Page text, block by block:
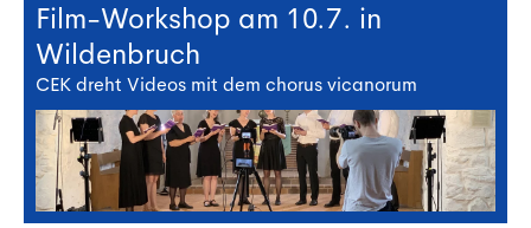
Film-Workshop am 10.7. in
Wildenbruch
CEK dreht Videos mit dem chorus vicanorum